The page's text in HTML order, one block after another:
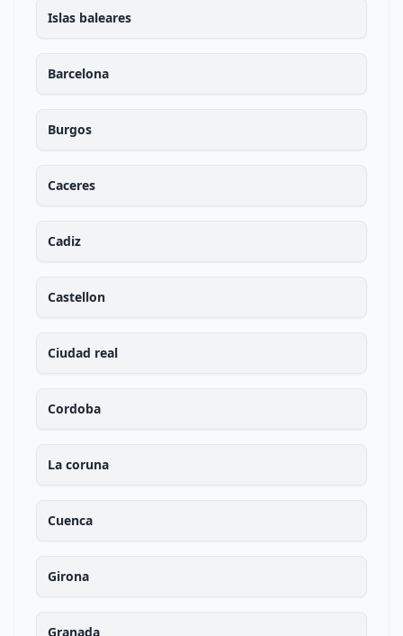
Islas baleares
Barcelona
Burgos
Caceres
Cadiz
Castellon
Ciudad real
Cordoba
La coruna
Cuenca
Girona
Granada